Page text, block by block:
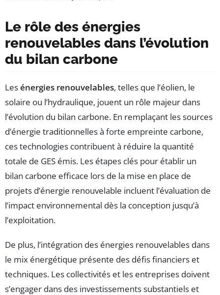
Le rôle des énergies
renouvelables dans l’évolution
du bilan carbone
Lesénergies renouvelables, telles que l’éolien, le
solaire ou l’hydraulique, jouent un rôle majeur dans
l’évolution du bilan carbone. En remplaçant les sources
d’énergie traditionnelles à forte empreinte carbone,
ces technologies contribuent à réduire la quantité
totale de GES émis. Les étapes clés pour établir un
bilan carbone efficace lors de la mise en place de
projets d’énergie renouvelable incluent l’évaluation de
l’impact environnemental dès la conception jusqu’à
l’exploitation.
De plus, l’intégration des énergies renouvelables dans
le mix énergétique présente des défis financiers et
techniques. Les collectivités et les entreprises doivent
s’engager dans des investissements substantiels et